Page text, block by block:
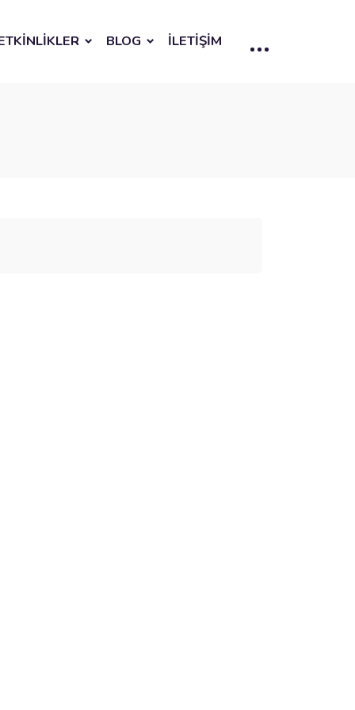
BLOG İLETİŞİM